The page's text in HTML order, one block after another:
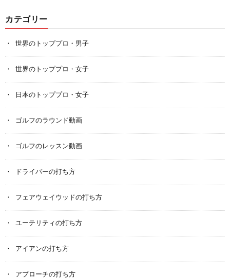
カテゴリー
世界のトッププロ・男子
世界のトッププロ・女子
日本のトッププロ・女子
ゴルフのラウンド動画
ゴルフのレッスン動画
ドライバーの打ち方
フェアウェイウッドの打ち方
ユーテリティの打ち方
アイアンの打ち方
アプローチの打ち方